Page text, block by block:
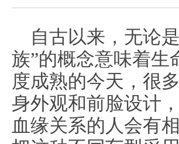
自古以来，无论
族”的概念意味着生
度成熟的今天，很
身外观和前脸设计
血缘关系的人会有